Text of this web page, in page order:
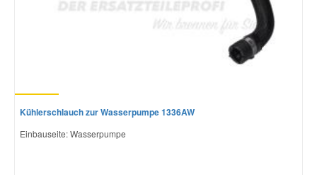
Kühlerschlauch zur Wasserpumpe 1336AW
Einbauseite: Wasserpumpe